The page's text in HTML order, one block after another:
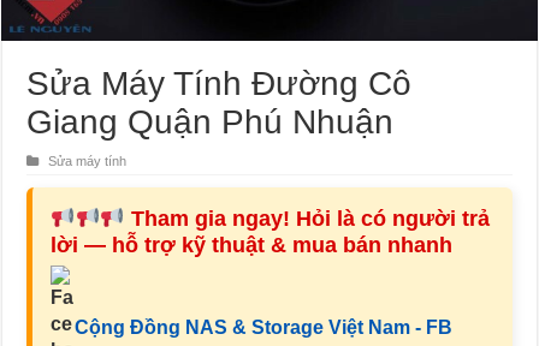
Sửa Máy Tính Đường Cô
Giang Quận Phú Nhuận
Sửa máy tính
Tham gia ngay! Hỏi là có người trả
lời — hỗ trợ kỹ thuật & mua bán nhanh
Cộng Đồng NAS & Storage Việt Nam - FB